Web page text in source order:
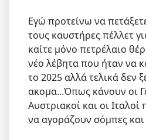
Εγώ προτείνω να
τους καυστήρες πέλλετ
καίτε μόνο πετρέλαιο
νέο λέβητα που ήταν να
το 2025 αλλά τελικά δεν
ακομα...Όπως κάνουν οι
Αυστριακοί και οι
να αγοράζουν σόμπες και